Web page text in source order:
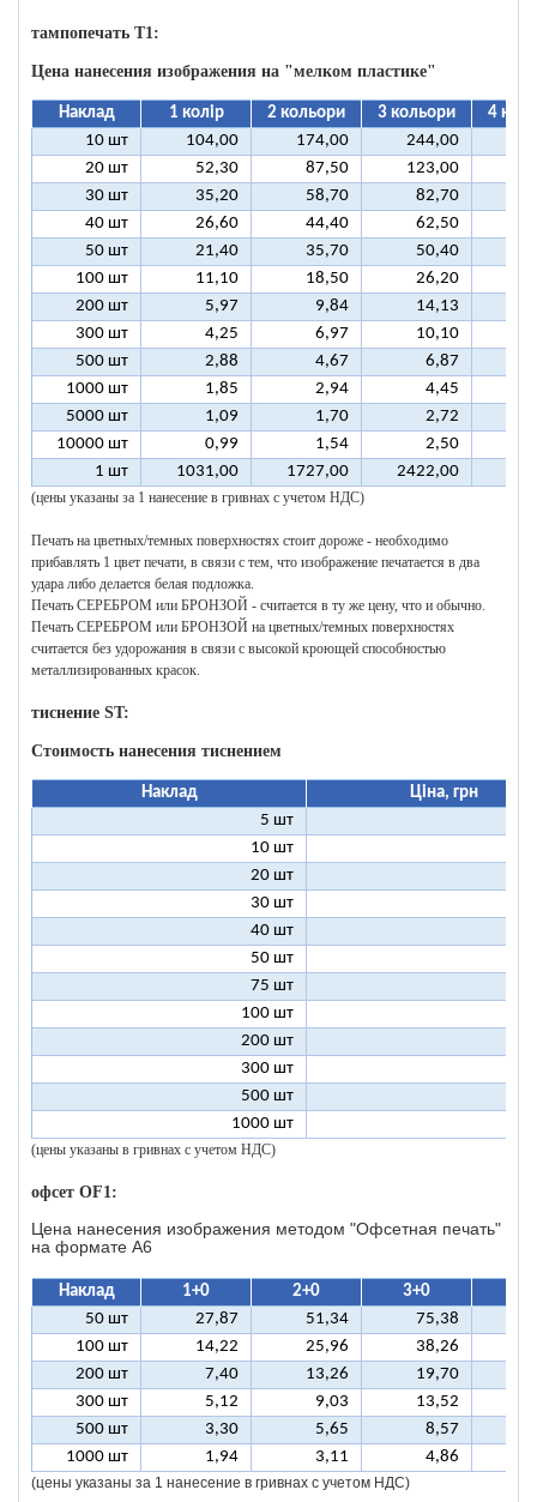
тампопечать T1:
Цена нанесения изображения на "мелком пластике"
Наклад 1 колір 2 кольори 3 кольори
4
10 шт
104,00 174,00 244,00
20 шт
52,30 87,50 123,00
30 шт
35,20 58,70 82,70
40 шт
26,60 44,40 62,50
50 шт
21,40 35,70 50,40
100 шт
11,10 18,50 26,20
200 шт
5,97 9,84 14,13
300 шт
4,25 6,97 10,10
500 шт
2,88 4,67 6,87
1000 шт
1,85 2,94 4,45
5000 шт
1,09 1,70 2,72
10000 шт
0,99 1,54 2,50
1 шт
1031,00 1727,00 2422,00
(цены указаны за 1 нанесение в гривнах с учетом НДС)
Печать на цветных/темных поверхностях стоит дороже - необходимо
прибавлять 1 цвет печати, в связи с тем, что изображение печатается в два
удара либо делается белая подложка.
Печать СЕРЕБРОМ или БРОНЗОЙ - считается в ту же цену, что и обычно.
Печать СЕРЕБРОМ или БРОНЗОЙ на цветных/темных поверхностях
считается без удорожания в связи с высокой кроющей способностью
металлизированных красок.
тиснение ST:
Стоимость нанесения тиснением
Наклад
Ціна, грн
5 шт
10 шт
20 шт
30 шт
40 шт
50 шт
75 шт
100 шт
200 шт
300 шт
500 шт
1000 шт
(цены указаны в гривнах с учетом НДС)
офсет OF1:
Цена нанесения изображения методом "Офсетная печать"
на формате A6
Наклад 1+0 2+0 3+0
50 шт
27,87 51,34 75,38
100 шт
14,22 25,96 38,26
200 шт
7,40 13,26 19,70
300 шт
5,12 9,03 13,52
500 шт
3,30 5,65 8,57
1000 шт
1,94 3,11 4,86
(цены указаны за 1 нанесение в гривнах с учетом НДС)